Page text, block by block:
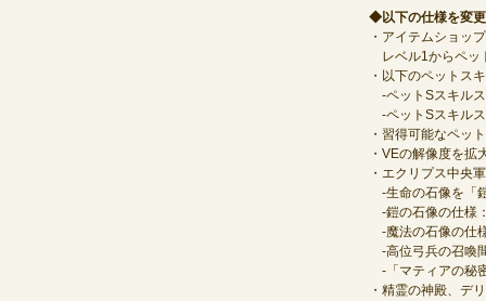
◆以下の仕様を変
・アイテムショッ
レベル1からペッ
・以下のペットス
‐ペットSスキル
‐ペットSスキル
・習得可能なペッ
・VEの解像度を拡
・エクリプス中央
‐生命の石像を「
‐鎧の石像の仕様
‐魔法の石像の仕
‐高位弓兵の召喚
‐「マティアの秘
・精霊の神殿、デ